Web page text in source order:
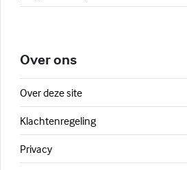
Over ons
Over deze site
Klachtenregeling
Privacy